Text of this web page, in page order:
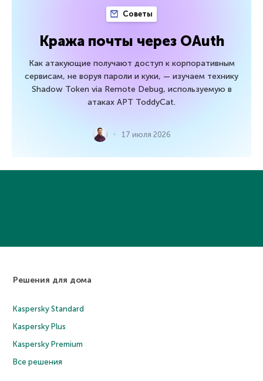
Советы
Кража почты через OAuth
Как атакующие получают доступ к корпоративным
сервисам, не воруя пароли и куки, — изучаем технику
Shadow Token via Remote Debug, используемую в
атаках APT ToddyCat.
17 июля 2026
Решения для дома
Kaspersky Standard
Kaspersky Plus
Kaspersky Premium
Все решения